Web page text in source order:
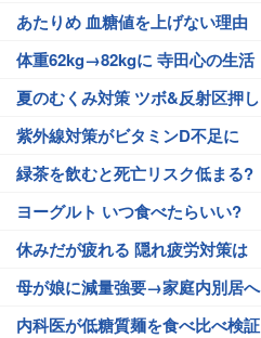
あたりめ 血糖値を上げない理由
体重62kg→82kgに 寺田心の生活
夏のむくみ対策 ツボ&反射区押し
紫外線対策がビタミンD不足に
緑茶を飲むと死亡リスク低まる?
ヨーグルト いつ食べたらいい?
休みだが疲れる 隠れ疲労対策は
母が娘に減量強要→家庭内別居へ
内科医が低糖質麺を食べ比べ検証